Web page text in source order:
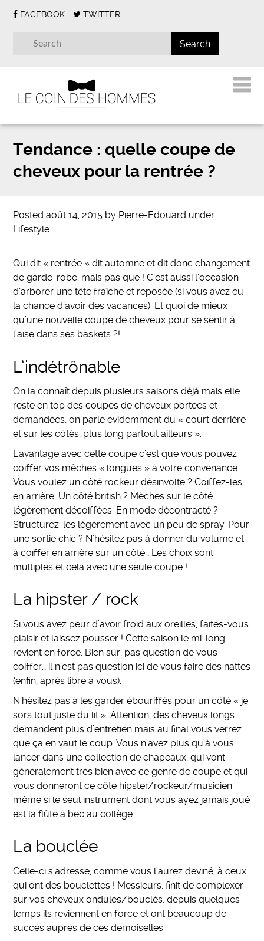
FACEBOOK TWITTER
Tendance : quelle coupe de
cheveux pour la rentrée ?
Postedaoût 14, 2015 by Pierre-Edouard under
Lifestyle
Qui dit « rentrée » dit automne et dit donc changement
de garde-robe, mais pas que ! C’est aussi l’occasion
d’arborer une tête fraîche et reposée (si vous avez eu
la chance d’avoir des vacances). Et quoi de mieux
qu’une nouvelle coupe de cheveux pour se sentir à
l’aise dans ses baskets ?!
L’indétrônable
On la connaît depuis plusieurs saisons déjà mais elle
reste en top des coupes de cheveux portées et
demandées, on parle évidemment du « court derrière
et sur les côtés, plus long partout ailleurs ».
L’avantage avec cette coupe c’est que vous pouvez
coiffer vos mèches « longues » à votre convenance.
Vous voulez un côté rockeur désinvolte ? Coiffez-les
en arrière. Un côté british ? Mèches sur le côté
légèrement décoiffées. En mode décontracté ?
Structurez-les légèrement avec un peu de spray. Pour
une sortie chic ? N’hésitez pas à donner du volume et
à coiffer en arrière sur un côté… Les choix sont
multiples et cela avec une seule coupe !
La hipster / rock
Si vous avez peur d’avoir froid aux oreilles, faites-vous
plaisir et laissez pousser ! Cette saison le mi-long
revient en force. Bien sûr, pas question de vous
coiffer… il n’est pas question ici de vous faire des nattes
(enfin, après libre à vous).
N’hésitez pas à les garder ébouriffés pour un côté « je
sors tout juste du lit ». Attention, des cheveux longs
demandent plus d’entretien mais au final vous verrez
que ça en vaut le coup. Vous n’avez plus qu’à vous
lancer dans une collection de chapeaux, qui vont
généralement très bien avec ce genre de coupe et qui
vous donneront ce côté hipster/rockeur/musicien
même si le seul instrument dont vous ayez jamais joué
est la flûte à bec au collège.
La bouclée
Celle-ci s’adresse, comme vous l’aurez deviné, à ceux
qui ont des bouclettes ! Messieurs, finit de complexer
sur vos cheveux ondulés/bouclés, depuis quelques
temps ils reviennent en force et ont beaucoup de
succès auprès de ces demoiselles.